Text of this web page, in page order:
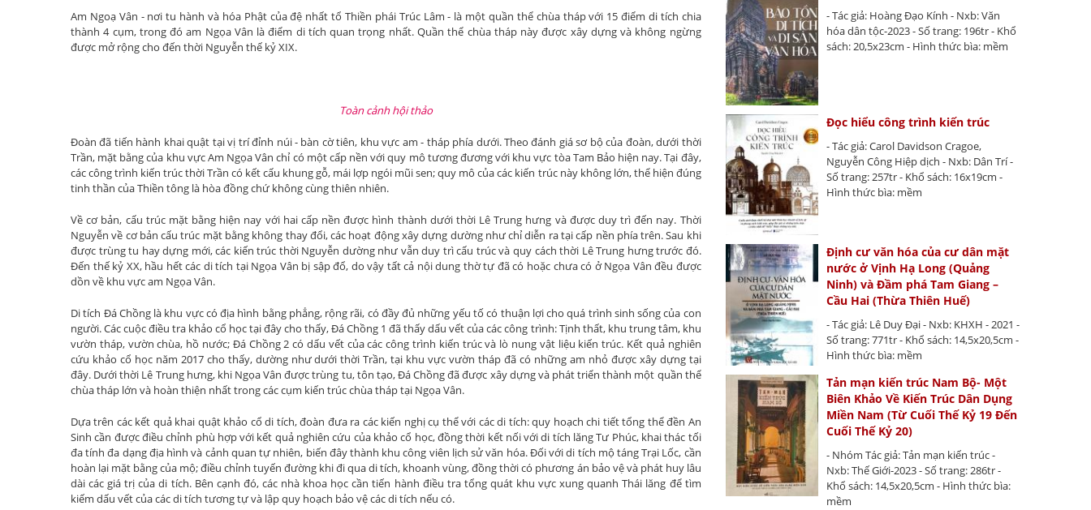
Am Ngoạ Vân - nơi tu hành và hóa Phật của đệ nhất tổ Thiền phái Trúc Lâm - là một quần thể chùa tháp với 15 điểm di tích chia
thành 4 cụm, trong đó am Ngọa Vân là điểm di tích quan trọng nhất. Quần thể chùa tháp này được xây dựng và không ngừng
được mở rộng cho đến thời Nguyễn thế kỷ XIX.
Toàn cảnh hội thảo
Đoàn đã tiến hành khai quật tại vị trí đỉnh núi - bàn cờ tiên, khu vực am - tháp phía dưới. Theo đánh giá sơ bộ của đoàn, dưới thời
Trần, mặt bằng của khu vực Am Ngọa Vân chỉ có một cấp nền với quy mô tương đương với khu vực tòa Tam Bảo hiện nay. Tại đây,
các công trình kiến trúc thời Trần có kết cấu khung gỗ, mái lợp ngói mũi sen; quy mô của các kiến trúc này không lớn, thể hiện đúng
tinh thần của Thiền tông là hòa đồng chứ không cùng thiên nhiên.
Về cơ bản, cấu trúc mặt bằng hiện nay với hai cấp nền được hình thành dưới thời Lê Trung hưng và được duy trì đến nay. Thời
Nguyễn về cơ bản cấu trúc mặt bằng không thay đổi, các hoạt động xây dựng dường như chỉ diễn ra tại cấp nền phía trên. Sau khi
được trùng tu hay dựng mới, các kiến trúc thời Nguyễn dường như vẫn duy trì cấu trúc và quy cách thời Lê Trung hưng trước đó.
Đến thế kỷ XX, hầu hết các di tích tại Ngọa Vân bị sập đổ, do vậy tất cả nội dung thờ tự đã có hoặc chưa có ở Ngọa Vân đều được
dồn về khu vực am Ngọa Vân.
Di tích Đá Chồng là khu vực có địa hình bằng phẳng, rộng rãi, có đầy đủ những yếu tố có thuận lợi cho quá trình sinh sống của con
người. Các cuộc điều tra khảo cổ học tại đây cho thấy, Đá Chồng 1 đã thấy dấu vết của các công trình: Tịnh thất, khu trung tâm, khu
vườn tháp, vườn chùa, hồ nước; Đá Chồng 2 có dấu vết của các công trình kiến trúc và lò nung vật liệu kiến trúc. Kết quả nghiên
cứu khảo cổ học năm 2017 cho thấy, dường như dưới thời Trần, tại khu vực vườn tháp đã có những am nhỏ được xây dựng tại
đây. Dưới thời Lê Trung hưng, khi Ngọa Vân được trùng tu, tôn tạo, Đá Chồng đã được xây dựng và phát triển thành một quần thể
chùa tháp lớn và hoàn thiện nhất trong các cụm kiến trúc chùa tháp tại Ngọa Vân.
Dựa trên các kết quả khai quật khảo cổ di tích, đoàn đưa ra các kiến nghị cụ thể với các di tích: quy hoạch chi tiết tổng thể đền An
Sinh cần được điều chỉnh phù hợp với kết quả nghiên cứu của khảo cổ học, đồng thời kết nối với di tích lăng Tư Phúc, khai thác tối
đa tính đa dạng địa hình và cảnh quan tự nhiên, biến đây thành khu công viên lịch sử văn hóa. Đối với di tích mộ táng Trại Lốc, cần
hoàn lại mặt bằng của mộ; điều chỉnh tuyến đường khi đi qua di tích, khoanh vùng, đồng thời có phương án bảo vệ và phát huy lâu
dài các giá trị của di tích. Bên cạnh đó, các nhà khoa học cần tiến hành điều tra tổng quát khu vực xung quanh Thái lăng để tìm
kiếm dấu vết của các di tích tương tự và lập quy hoạch bảo vệ các di tích nếu có.
- Tác giả: Hoàng Đạo Kính - Nxb: Văn
hóa dân tộc-2023 - Số trang: 196tr - Khổ
sách: 20,5x23cm - Hình thức bìa: mềm
Đọc hiểu công trình kiến trúc
- Tác giả: Carol Davidson Cragoe,
Nguyễn Công Hiệp dịch - Nxb: Dân Trí -
Số trang: 257tr - Khổ sách: 16x19cm -
Hình thức bìa: mềm
Định cư văn hóa của cư dân mặt
nước ở Vịnh Hạ Long (Quảng
Ninh) và Đầm phá Tam Giang –
Cầu Hai (Thừa Thiên Huế)
- Tác giả: Lê Duy Đại - Nxb: KHXH - 2021 -
Số trang: 771tr - Khổ sách: 14,5x20,5cm -
Hình thức bìa: mềm
Tản mạn kiến trúc Nam Bộ- Một
Biên Khảo Về Kiến Trúc Dân Dụng
Miền Nam (Từ Cuối Thế Kỷ 19 Đến
Cuối Thế Kỷ 20)
- Nhóm Tác giả: Tản mạn kiến trúc -
Nxb: Thế Giới-2023 - Số trang: 286tr -
Khổ sách: 14,5x20,5cm - Hình thức bìa:
mềm